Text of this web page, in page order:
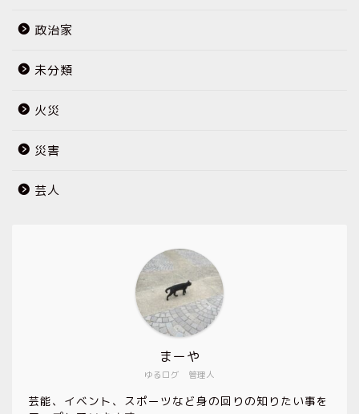
政治家
未分類
火災
災害
芸人
ゆるログ 管理人
まーや
芸能、イベント、スポーツなど身の回りの知りたい事を